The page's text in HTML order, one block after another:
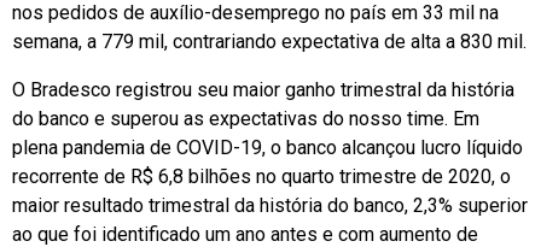
nos pedidos de auxílio-desemprego no país em 33 mil na
semana, a 779 mil, contrariando expectativa de alta a 830 mil.
O Bradesco registrou seu maior ganho trimestral da história
do banco e superou as expectativas do nosso time. Em
plena pandemia de COVID-19, o banco alcançou lucro líquido
recorrente de R$ 6,8 bilhões no quarto trimestre de 2020, o
maior resultado trimestral da história do banco, 2,3% superior
ao que foi identificado um ano antes e com aumento de